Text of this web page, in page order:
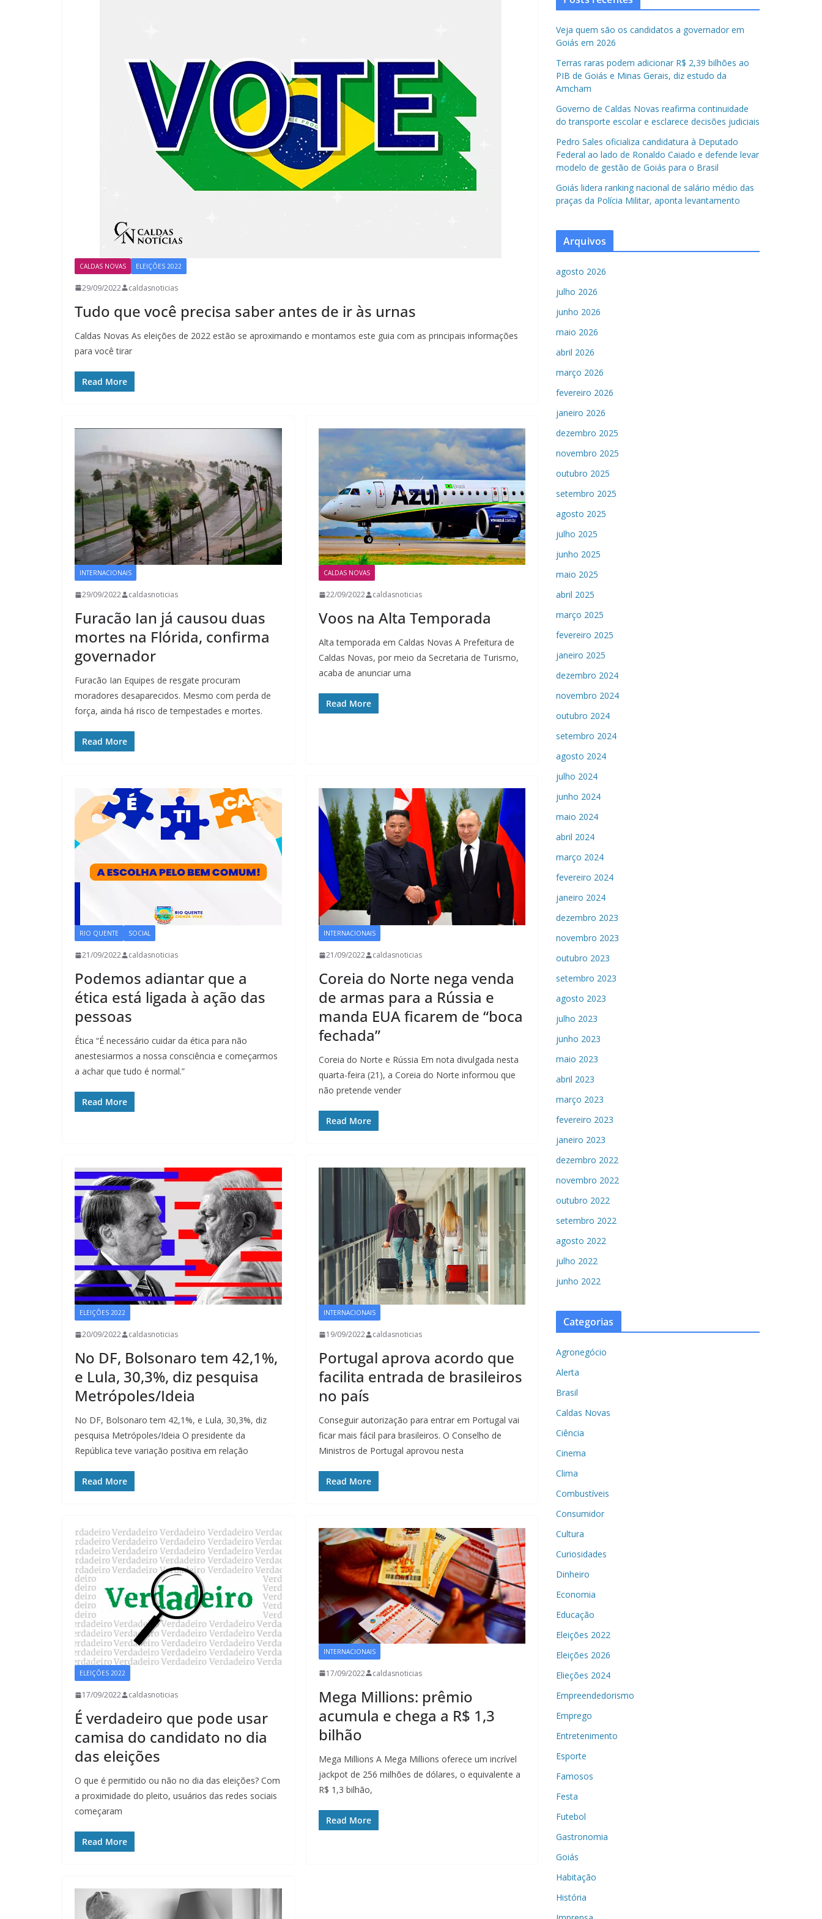
CALDAS NOVAS ELEIÇÕES 2022
29/09/2022 caldasnoticias
Tudo que você precisa saber antes de ir às urnas
Caldas Novas As eleições de 2022 estão se aproximando e montamos este guia com as principais informações
para você tirar
Read More
INTERNACIONAIS
29/09/2022 caldasnoticias
Furacão Ian já causou duas
mortes na Flórida, confirma
governador
Furacão Ian Equipes de resgate procuram
moradores desaparecidos. Mesmo com perda de
força, ainda há risco de tempestades e mortes.
Read More
CALDAS NOVAS
22/09/2022 caldasnoticias
Voos na Alta Temporada
Alta temporada em Caldas Novas A Prefeitura de
Caldas Novas, por meio da Secretaria de Turismo,
acaba de anunciar uma
Read More
RIO QUENTE SOCIAL
21/09/2022 caldasnoticias
Podemos adiantar que a
ética está ligada à ação das
pessoas
Ética “É necessário cuidar da ética para não
anestesiarmos a nossa consciência e começarmos
a achar que tudo é normal.”
Read More
INTERNACIONAIS
21/09/2022 caldasnoticias
Coreia do Norte nega venda
de armas para a Rússia e
manda EUA ficarem de “boca
fechada”
Coreia do Norte e Rússia Em nota divulgada nesta
quarta-feira (21), a Coreia do Norte informou que
não pretende vender
Read More
ELEIÇÕES 2022
20/09/2022 caldasnoticias
No DF, Bolsonaro tem 42,1%,
e Lula, 30,3%, diz pesquisa
Metrópoles/Ideia
No DF, Bolsonaro tem 42,1%, e Lula, 30,3%, diz
pesquisa Metrópoles/Ideia O presidente da
República teve variação positiva em relação
Read More
INTERNACIONAIS
19/09/2022 caldasnoticias
Portugal aprova acordo que
facilita entrada de brasileiros
no país
Conseguir autorização para entrar em Portugal vai
ficar mais fácil para brasileiros. O Conselho de
Ministros de Portugal aprovou nesta
Read More
ELEIÇÕES 2022
17/09/2022 caldasnoticias
É verdadeiro que pode usar
camisa do candidato no dia
das eleições
O que é permitido ou não no dia das eleições? Com
a proximidade do pleito, usuários das redes sociais
começaram
Read More
INTERNACIONAIS
17/09/2022 caldasnoticias
Mega Millions: prêmio
acumula e chega a R$ 1,3
bilhão
Mega Millions A Mega Millions oferece um incrível
jackpot de 256 milhões de dólares, o equivalente a
R$ 1,3 bilhão,
Read More
Veja quem são os candidatos a governador em
Goiás em 2026
Terras raras podem adicionar R$ 2,39 bilhões ao
PIB de Goiás e Minas Gerais, diz estudo da
Amcham
Governo de Caldas Novas reafirma continuidade
do transporte escolar e esclarece decisões judiciais
Pedro Sales oficializa candidatura à Deputado
Federal ao lado de Ronaldo Caiado e defende levar
modelo de gestão de Goiás para o Brasil
Goiás lidera ranking nacional de salário médio das
praças da Polícia Militar, aponta levantamento
Arquivos
agosto 2026
julho 2026
junho 2026
maio 2026
abril 2026
março 2026
fevereiro 2026
janeiro 2026
dezembro 2025
novembro 2025
outubro 2025
setembro 2025
agosto 2025
julho 2025
junho 2025
maio 2025
abril 2025
março 2025
fevereiro 2025
janeiro 2025
dezembro 2024
novembro 2024
outubro 2024
setembro 2024
agosto 2024
julho 2024
junho 2024
maio 2024
abril 2024
março 2024
fevereiro 2024
janeiro 2024
dezembro 2023
novembro 2023
outubro 2023
setembro 2023
agosto 2023
julho 2023
junho 2023
maio 2023
abril 2023
março 2023
fevereiro 2023
janeiro 2023
dezembro 2022
novembro 2022
outubro 2022
setembro 2022
agosto 2022
julho 2022
junho 2022
Categorias
Agronegócio
Alerta
Brasil
Caldas Novas
Ciência
Cinema
Clima
Combustíveis
Consumidor
Cultura
Curiosidades
Dinheiro
Economia
Educação
Eleições 2022
Eleições 2026
Elieções 2024
Empreendedorismo
Emprego
Entretenimento
Esporte
Famosos
Festa
Futebol
Gastronomia
Goiás
Habitação
História